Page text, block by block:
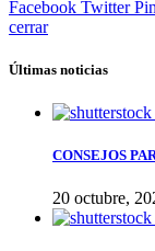
Facebook Twitter
cerrar
Últimas noticias
CONSEJOS
20 octubre,